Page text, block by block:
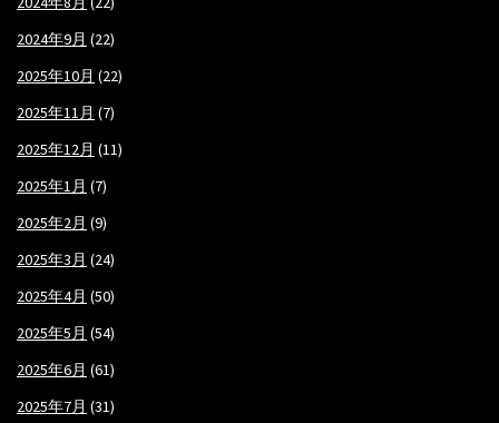
2024年9月 (22)
2025年10月 (22)
2025年11月 (7)
2025年12月 (11)
2025年1月 (7)
2025年2月 (9)
2025年3月 (24)
2025年4月 (50)
2025年5月 (54)
2025年6月 (61)
2025年7月 (31)